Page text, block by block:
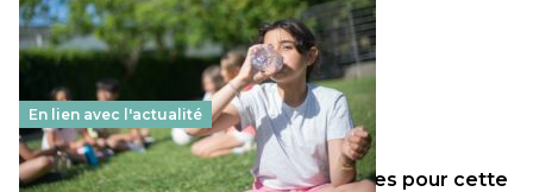
En lien avec l'actualité
Les décisions ministérielles attendues pour cette